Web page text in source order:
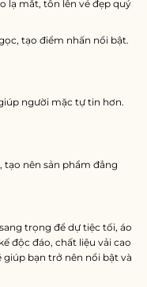
lạ mắt, tôn lên vẻ đẹp quý
tạo điểm nhấn nổi bật.
người mặc tự tin hơn.
tạo nên sản phẩm đẳng
trọng để dự tiệc tối, áo
độc đáo, chất liệu vải cao
giúp bạn trở nên nổi bật và